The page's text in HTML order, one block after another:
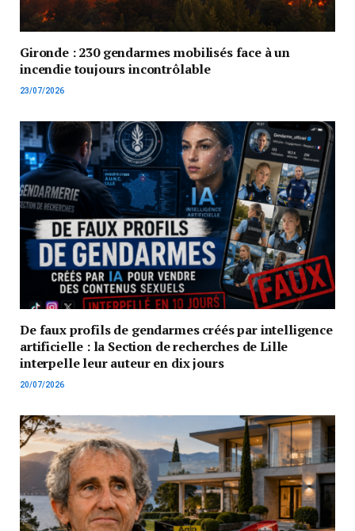
Gironde : 230 gendarmes mobilisés face à un
incendie toujours incontrôlable
23/07/2026
De faux profils de gendarmes créés par intelligence
artificielle : la Section de recherches de Lille
interpelle leur auteur en dix jours
20/07/2026